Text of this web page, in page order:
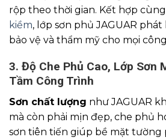
rộp theo thời gian. Kết hợp cùng
kiềm, lớp sơn phủ JAGUAR
bảo vệ và thẩm mỹ cho mọi
3. Độ Che Phủ Cao, Lớp Sơn
Tầm Công Trình
Sơn chất lượng như JAGUAR
mà còn phải mịn đẹp, che phủ
sơn tiên tiến giúp bề mặt tường